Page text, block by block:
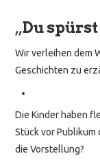
„Du
Wir verleihen dem
Geschichten zu
Die Kinder haben
Stück vor
die Vorstellung?